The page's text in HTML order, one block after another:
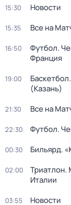
15:30 Новости
15:35 Все на
16:50
Футбол.
Франция
19:00
(Казань)
21:30 Все на
22:30 Футбол.
00:30 Бильярд.
02:00
Триатлон.
Италии
03:55 Новости